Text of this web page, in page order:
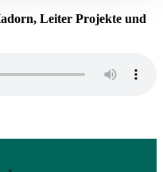
Leiter Projekte und